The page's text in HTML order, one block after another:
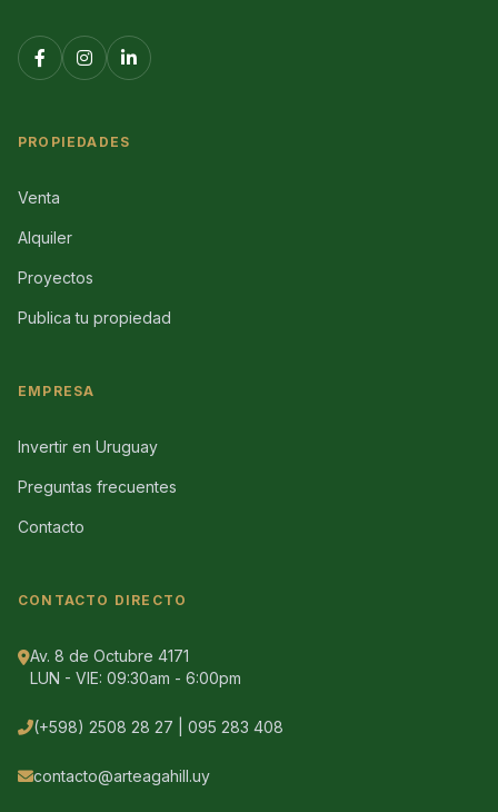
PROPIEDADES
Venta
Alquiler
Proyectos
Publica tu propiedad
EMPRESA
Invertir en Uruguay
Preguntas frecuentes
Contacto
CONTACTO DIRECTO
Av. 8 de Octubre 4171
LUN - VIE: 09:30am - 6:00pm
(+598) 2508 28 27 | 095 283 408
contacto@arteagahill.uy